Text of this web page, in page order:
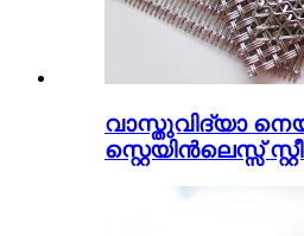
വാസ്തുവിദ്യാ
സ്റ്റെയിൻലെസ്സ്